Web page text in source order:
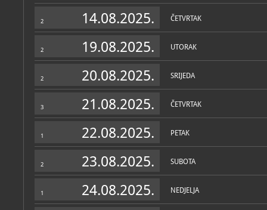
2 14.08.2025. ČETVRTAK
2 19.08.2025. UTORAK
2 20.08.2025. SRIJEDA
3 21.08.2025. ČETVRTAK
1 22.08.2025. PETAK
2 23.08.2025. SUBOTA
1 24.08.2025. NEDJELJA